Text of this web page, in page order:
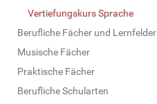
Vertiefungskurs Sprache
Berufliche Fächer und Lernfelder
Musische Fächer
Praktische Fächer
Berufliche Schularten